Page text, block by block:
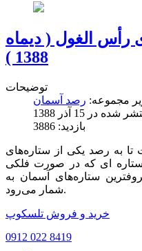
الغول ( دیماه
1388 )
توضیحات
مجموعه: رصد آسمان
شده در 15 آذر 1388
بازدید: 3886
به رصد یکی از ستاره‌های
ستاره ای که در صورت فلکی
ستاره‌های آسمان به
شمار می‌رود.
خرید و فروش تلسکوپ
0912 022 8419